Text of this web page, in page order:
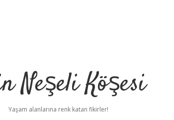
Neşeli Köşesi
Yaşam alanlarına renk katan fikirler!